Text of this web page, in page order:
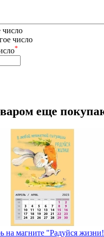
число
*
еще
на магните "Радуйся